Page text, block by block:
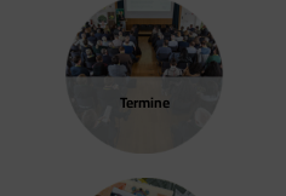
Termine